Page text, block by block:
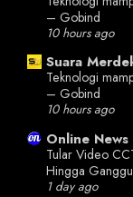
– Gobind
10 hours ago
Suara
Teknologi
– Gobind
10 hours ago
Online News
Tular Video
Hingga
1 day ago